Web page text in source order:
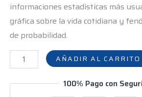
informaciones estadísticas más
gráfica sobre la vida cotidiana y
de probabilidad.
AÑADIR AL CARRITO
100% Pago con